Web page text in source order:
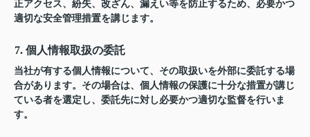
正アクセス、紛失、改ざん、漏えい等を防止するため、必要かつ
適切な安全管理措置を講じます。
7. 個人情報取扱の委託
当社が有する個人情報について、その取扱いを外部に委託する場
合があります。その場合は、個人情報の保護に十分な措置が講じ
ている者を選定し、委託先に対し必要かつ適切な監督を行いま
す。